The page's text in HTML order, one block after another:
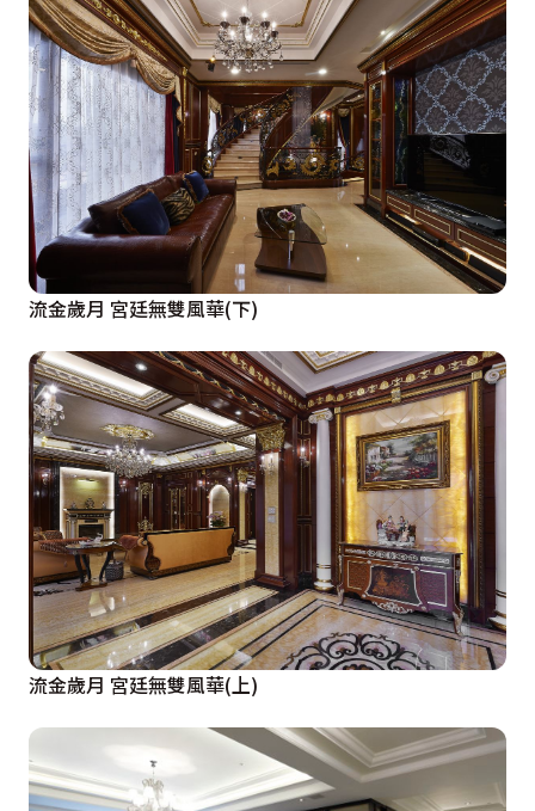
流金歲月 宮廷無雙風華(下)
流金歲月 宮廷無雙風華(上)